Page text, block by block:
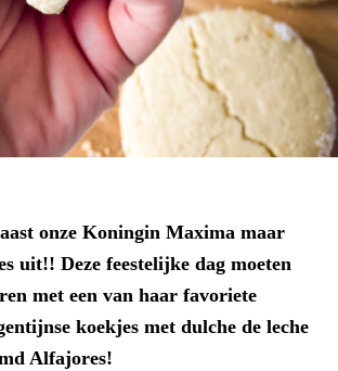
onze Koningin Maxima maar
uit!! Deze feestelijke dag moeten
met een van haar favoriete
koekjes met dulche de leche
Alfajores!